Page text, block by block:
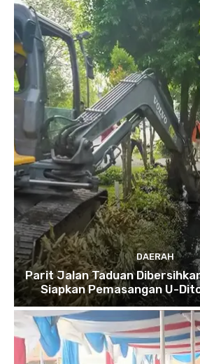
DAERAH
Parit Jalan Taduan
Siapkan Pemasangan U-